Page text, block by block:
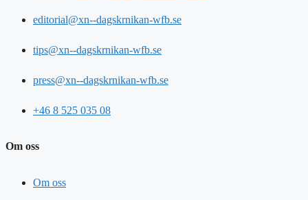
editorial@xn--dagskrnikan-wfb.se
tips@xn--dagskrnikan-wfb.se
press@xn--dagskrnikan-wfb.se
+46 8 525 035 08
Om oss
Om oss